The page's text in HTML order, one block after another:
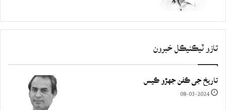
تازو ٽيڪنيڪل خبرون
تاريخ جي ڪفن جھڙو ڪيس
08-03-2024